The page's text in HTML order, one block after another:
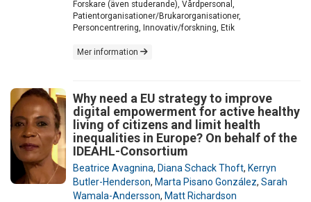
Forskare (även studerande), Vårdpersonal,
Patientorganisationer/Brukarorganisationer,
Personcentrering, Innovativ/forskning, Etik
Mer information
Why need a EU strategy to improve
digital empowerment for active healthy
living of citizens and limit health
inequalities in Europe? On behalf of the
IDEAHL-Consortium
Beatrice Avagnina, Diana Schack Thoft, Kerryn
Butler-Henderson, Marta Pisano González, Sarah
Wamala-Andersson, Matt Richardson